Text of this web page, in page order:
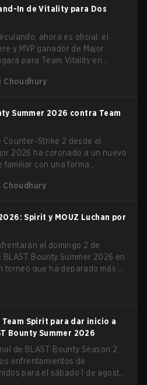
In de Vitality para Dos
ahora es oficial: el
y MVP ganador de Major
para Team Vitality en
en stream, bromeando:
de Vitality Rémy "XTQZZZ"
Choudhury
Summer 2026 contra Team
Strike 2 desde el
2026 ha coronado a un nuevo
familiar con una forma
a Team Spirit en una
Choudhury
Spirit y MOUZ Luchan por
el domingo 2 de
Bounty Summer 2026 en
torneo que ha deparado más de
Team Spirit para dar inicio a
Bounty Summer 2026
de BLAST Bounty Season 2
enfrentamientos de
para el sábado 1 de agosto.